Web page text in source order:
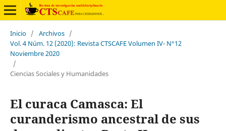
Inicio / Archivos /
Vol. 4 Núm. 12 (2020): Revista CTSCAFE Volumen IV- N°12
Noviembre 2020
/
Ciencias Sociales y Humanidades
El curaca Camasca: El
curanderismo ancestral de sus